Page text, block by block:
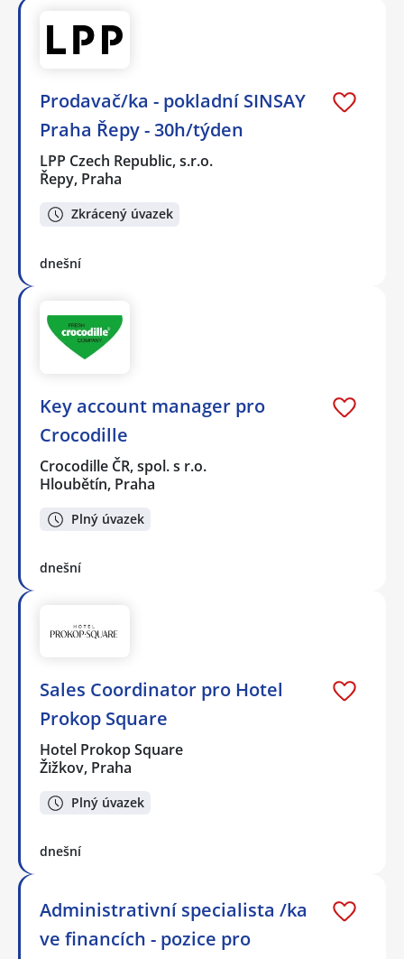
Prodavač/ka - pokladní SINSAY
Praha Řepy - 30h/týden
LPP Czech Republic, s.r.o.
Řepy, Praha
Zkrácený úvazek
dnešní
Key account manager pro
Crocodille
Crocodille ČR, spol. s r.o.
Hloubětín, Praha
Plný úvazek
dnešní
Sales Coordinator pro Hotel
Prokop Square
Hotel Prokop Square
Žižkov, Praha
Plný úvazek
dnešní
Administrativní specialista /ka
ve financích - pozice pro